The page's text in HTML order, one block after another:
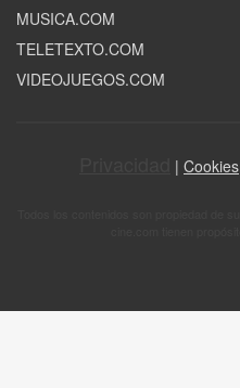
MUSICA.COM
TELETEXTO.COM
VIDEOJUEGOS.COM
| Cookies